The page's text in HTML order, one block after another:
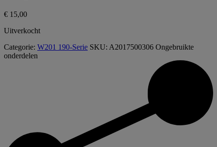
€ 15,00
Uitverkocht
Categorie: W201 190-Serie SKU: A2017500306 Ongebruikte
onderdelen